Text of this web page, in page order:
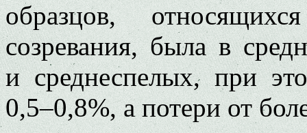
образцов,
созревания, была в
и среднеспелых, при
0,5–0,8%, а потери от